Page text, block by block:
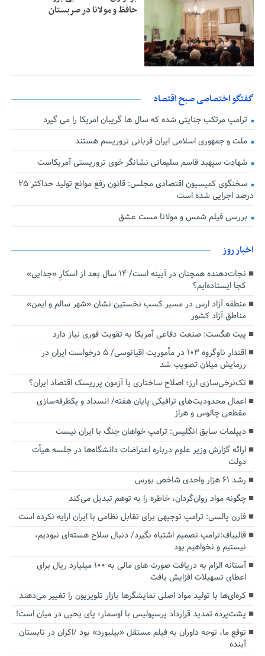
حافظ و مولانا در صربستان
گفتگو اختصاصی صبح اقتصاد
ترامپ مرتکب جنایتی شده که سال ها گریبان امریکا را می گیرد
ملت و جمهوری اسلامی ایران قربانی تروریسم هستند
شهادت سپهبد قاسم سلیمانی نشانگر خوی تروریستی آمریکاست
سخنگوی کمیسیون اقتصادی مجلس: قانون رفع موانع تولید حداکثر ۲۵
درصد اجرایی شده است
بررسی فیلم شمس و مولانا مست عشق
اخبار روز
نجات‌دهنده‌ همچنان در آیینه است/ ۱۴ سال بعد از اسکارِ «جدایی»
کجا ایستاده‌ایم؟
منطقه آزاد ارس در مسیر کسب نخستین نشان «شهر سالم و ایمن»
مناطق آزاد کشور
پیت هگست: صنعت دفاعی آمریکا به تقویت فوری نیاز دارد
اقتدار ناوگروه ۱۰۳ در مأموریت‌ اقیانوسی/ ۵ درخواست ایران در
رزمایش میلان تصویب شد
تک‌نرخی‌سازی ارز؛ اصلاح ساختاری یا آزمون پرریسک اقتصاد ایران؟
اعمال محدودیت‌های ترافیکی پایان هفته/ انسداد و یکطرفه‌سازی
مقطعی چالوس و هراز
دیپلمات سابق انگلیس:‌ ترامپ خواهان جنگ با ایران نیست
ارائه گزارش وزیر علوم درباره اعتراضات دانشگاه‌ها در جلسه هیأت
دولت
رشد ۶۱ هزار واحدی شاخص بورس
چگونه مواد روان‌گردان، خاطره را به توهم تبدیل می‌کند
فارن پالسی: ترامپ توجیهی برای تقابل نظامی با ایران ارایه نکرده است
قالیباف:ترامپ تصمیم اشتباه نگیرد/ دنبال سلاح هسته‌ای نبودیم،
نیستیم و نخواهیم بود
آستانه الزام به دریافت صورت های مالی به ۱۰۰ میلیارد ریال برای
اعطای تسهیلات افزایش یافت
کره‌ای‌ها با تولید مواد اصلی نمایشگرها بازار تلویزیون را تغییر می‌دهند
پشت‌پرده تمدید قرارداد پرسپولیس با اوسمار؛ پای یحیی در میان است!
توقع ما، توجه داوران به فیلم مستقل «بیلبورد» بود /اکران در تابستان
آینده